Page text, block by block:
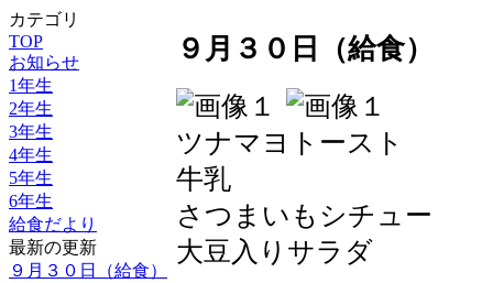
カテゴリ
TOP
お知らせ
1年生
2年生
3年生
4年生
5年生
6年生
給食だより
最新の更新
９月３０日（給食）
９月３０日（給食）
ツナマヨトースト
牛乳
さつまいもシチュー
大豆入りサラダ